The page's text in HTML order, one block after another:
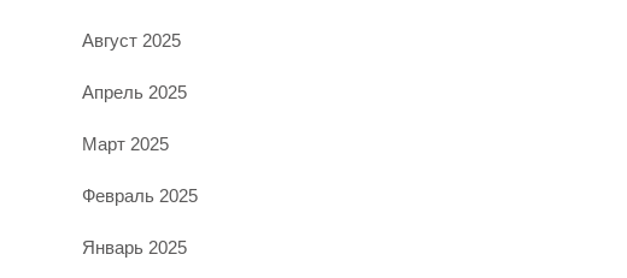
Август 2025
Апрель 2025
Март 2025
Февраль 2025
Январь 2025